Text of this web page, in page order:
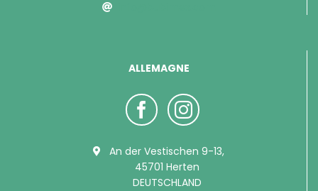
ALLEMAGNE
An der Vestischen 9-13,
45701 Herten
DEUTSCHLAND